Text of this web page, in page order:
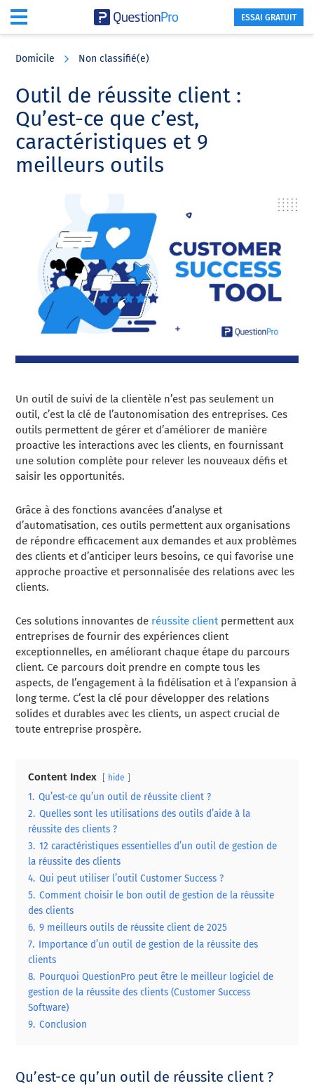
content
sidebar
ESSAI GRATUIT
Domicile Non classifié(e)
Outil de réussite client :
Qu’est-ce que c’est,
caractéristiques et 9
meilleurs outils
Un outil de suivi de la clientèle n’est pas seulement un
outil, c’est la clé de l’autonomisation des entreprises. Ces
outils permettent de gérer et d’améliorer de manière
proactive les interactions avec les clients, en fournissant
une solution complète pour relever les nouveaux défis et
saisir les opportunités.
Grâce à des fonctions avancées d’analyse et
d’automatisation, ces outils permettent aux organisations
de répondre efficacement aux demandes et aux problèmes
des clients et d’anticiper leurs besoins, ce qui favorise une
approche proactive et personnalisée des relations avec les
clients.
Ces solutions innovantes de réussite clientpermettent aux
entreprises de fournir des expériences client
exceptionnelles, en améliorant chaque étape du parcours
client. Ce parcours doit prendre en compte tous les
aspects, de l’engagement à la fidélisation et à l’expansion à
long terme. C’est la clé pour développer des relations
solides et durables avec les clients, un aspect crucial de
toute entreprise prospère.
Content Index hide
1. Qu’est-ce qu’un outil de réussite client ?
2. Quelles sont les utilisations des outils d’aide à la
réussite des clients ?
3. 12 caractéristiques essentielles d’un outil de gestion de
la réussite des clients
4. Qui peut utiliser l’outil Customer Success ?
5. Comment choisir le bon outil de gestion de la réussite
des clients
6. 9 meilleurs outils de réussite client de 2025
7. Importance d’un outil de gestion de la réussite des
clients
8. Pourquoi QuestionPro peut être le meilleur logiciel de
gestion de la réussite des clients (Customer Success
Software)
9. Conclusion
Qu’est-ce qu’un outil de réussite client ?